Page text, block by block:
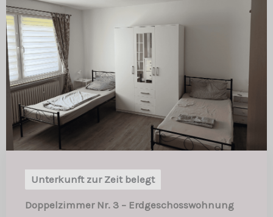
Unterkunft zur Zeit belegt
Doppelzimmer Nr. 3 – Erdgeschosswohnung